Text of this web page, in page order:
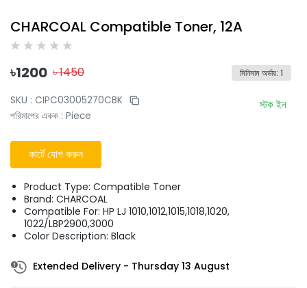
CHARCOAL Compatible Toner, 12A
৳1200 ৳1450 মিনিমাম অর্ডার: 1
SKU : CIPC03005270CBK
পরিমাপের একক : Piece
স্টক ইন
কার্টে যোগ করুন
Product Type: Compatible Toner
Brand: CHARCOAL
Compatible For: HP LJ 1010,1012,1015,1018,1020,
1022/LBP2900,3000
Color Description: Black
Extended Delivery - Thursday 13 August